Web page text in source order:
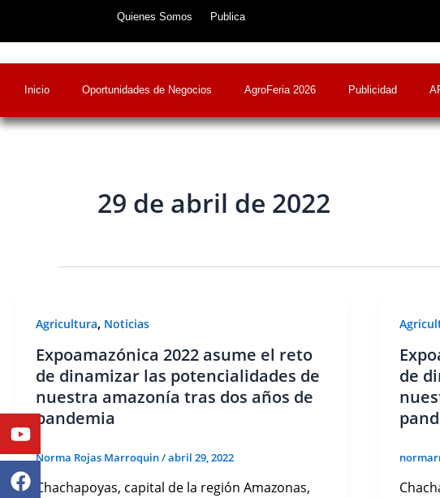
Quienes Somos Publica
Inicio Oportunidades de Negocios AgroFeria 2026 Publicidad
29 de abril de 2022
Agricultura, Noticias
Expoamazónica 2022 asume el reto
de dinamizar las potencialidades de
nuestra amazonía tras dos años de
pandemia
Norma Rojas Marroquin/abril 29, 2022
Chachapoyas, capital de la región Amazonas,
de
Youtube
Facebook
Twitter
Linkedin
Instagram